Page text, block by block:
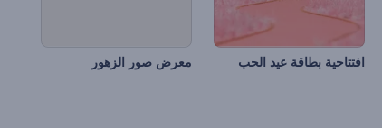
افتتاحية بطاقة عيد الحب معرض صور الزهور